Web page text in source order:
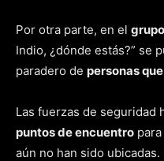
Por otra parte, en el
Indio, ¿dónde estás?” se
paradero de personas
Las fuerzas de seguridad
puntos de encuentro
aún no han sido